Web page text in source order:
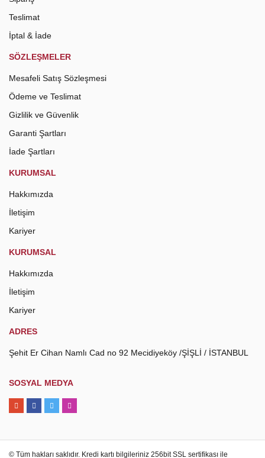
Teslimat
İptal & İade
SÖZLEŞMELER
Mesafeli Satış Sözleşmesi
Ödeme ve Teslimat
Gizlilik ve Güvenlik
Garanti Şartları
İade Şartları
KURUMSAL
Hakkımızda
İletişim
Kariyer
KURUMSAL
Hakkımızda
İletişim
Kariyer
ADRES
Şehit Er Cihan Namlı Cad no 92 Mecidiyeköy /ŞİŞLİ / İSTANBUL
SOSYAL MEDYA
© Tüm hakları saklıdır. Kredi kartı bilgileriniz 256bit SSL sertifikası ile